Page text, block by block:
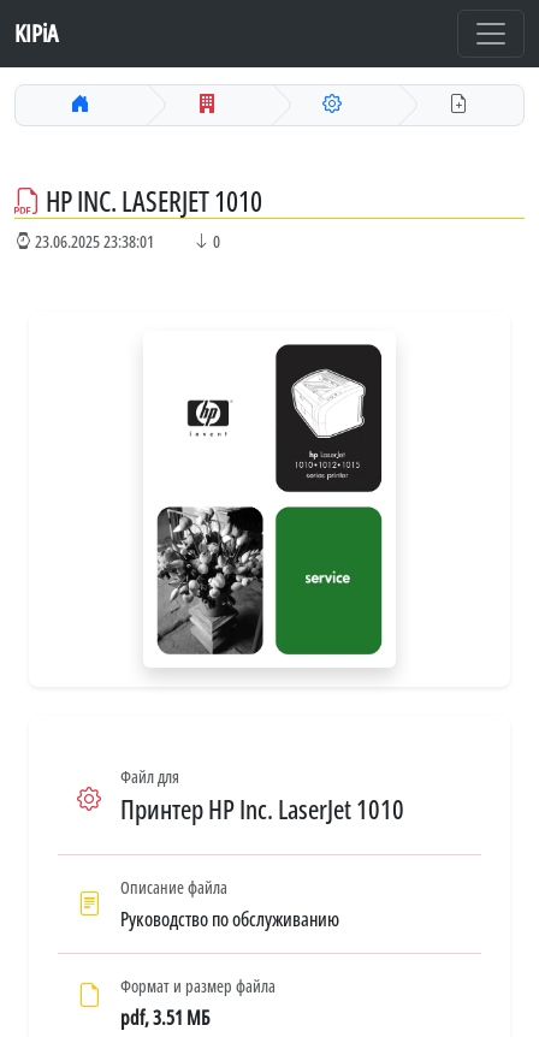
KIPiA
HP INC. LASERJET 1010
23.06.2025 23:38:01 0
Файл для
Принтер HP Inc. LaserJet 1010
Описание файла
Руководство по обслуживанию
Формат и размер файла
pdf, 3.51 МБ